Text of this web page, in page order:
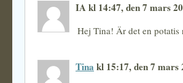
IA kl 14:47, den 7 mars
Hej Tina! Är det en potatis
Tina kl 15:17, den 7 mars